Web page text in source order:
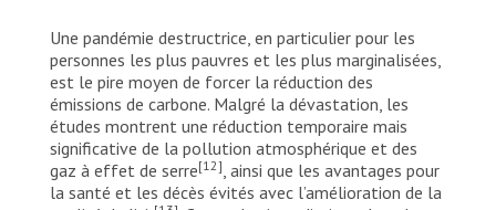
Une pandémie destructrice, en particulier pour les
personnes les plus pauvres et les plus marginalisées,
est le pire moyen de forcer la réduction des
émissions de carbone. Malgré la dévastation, les
études montrent une réduction temporaire mais
significative de la pollution atmosphérique et des
gaz à effet de serre[12] , ainsi que les avantages pour
la santé et les décès évités avec l’amélioration de la